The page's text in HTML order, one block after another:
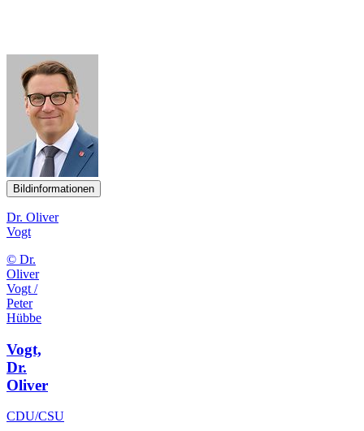
Bildinformationen
Dr. Oliver
Vogt
© Dr.
Oliver
Vogt /
Peter
Hübbe
Vogt,
Dr.
Oliver
CDU/CSU